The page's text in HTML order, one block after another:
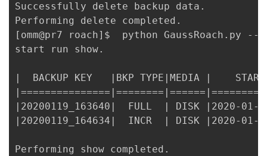
Successfully delete backup data.
Performing delete completed.
[omm@pr7 roach]$  python
start run show.
|  BACKUP KEY   |BKP TYPE|MEDIA |
|20200119_163640|  FULL  | DISK |2020-
|20200119_164634|  INCR  | DISK |2020-
Performing show completed.